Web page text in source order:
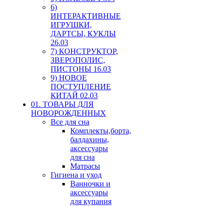
6)
ИНТЕРАКТИВНЫЕ
ИГРУШКИ,
ДАРТСЫ, КУКЛЫ
26.03
7) КОНСТРУКТОР,
ЗВЕРОПОЛИС,
ПИСТОНЫ 16.03
9) НОВОЕ
ПОСТУПЛЕНИЕ
КИТАЙ 02.03
01. ТОВАРЫ ДЛЯ
НОВОРОЖДЕННЫХ
Все для сна
Комплекты,борта,
балдахины,
аксессуары
для сна
Матрасы
Гигиена и уход
Ванночки и
аксессуары
для купания